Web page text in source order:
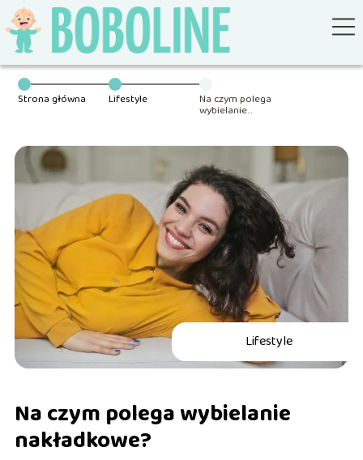
Strona główna Lifestyle Na czym polega
wybielanie
Lifestyle
Na czym polega wybielanie
nakładkowe?